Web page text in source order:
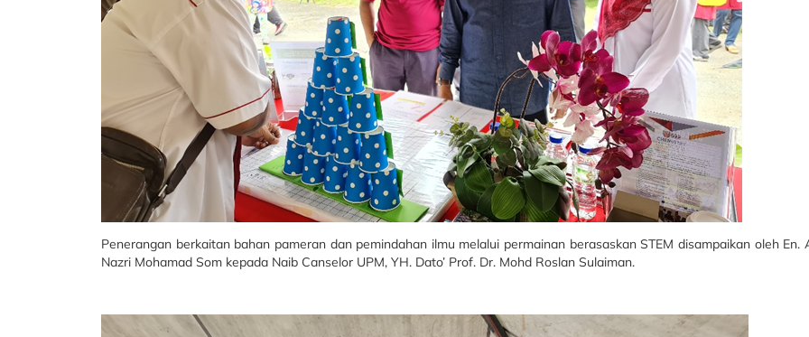
Penerangan berkaitan bahan pameran dan pemindahan ilmu melalui permainan berasaskan STEM disampaikan oleh En.
Nazri Mohamad Som kepada Naib Canselor UPM, YH. Dato’ Prof. Dr. Mohd Roslan Sulaiman.